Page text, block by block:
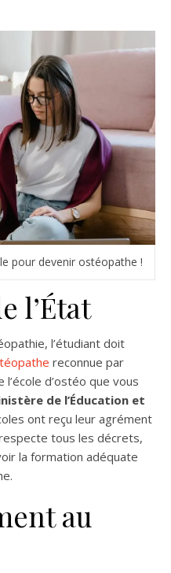
pour devenir ostéopathe !
l’État
l’étudiant doit
reconnue par
d’ostéo que vous
de l’Éducation et
ont reçu leur agrément
tous les décrets,
la formation adéquate
au